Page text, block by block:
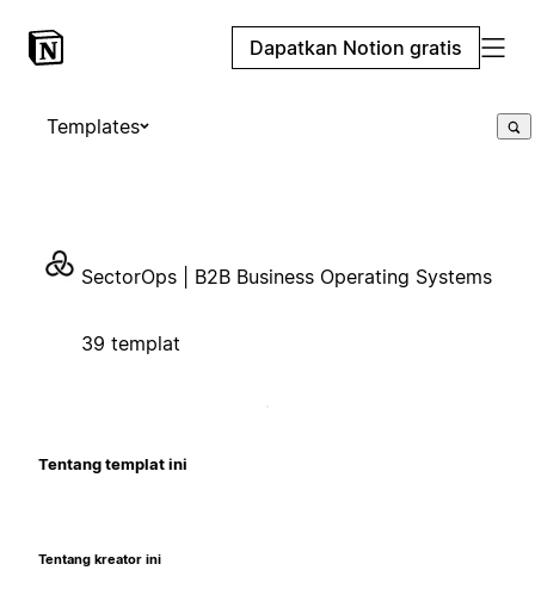
Dapatkan Notion gratis
Templates
SectorOps | B2B Business Operating Systems
39 templat
Tentang templat ini
Tentang kreator ini